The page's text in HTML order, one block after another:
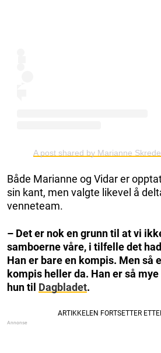
A post shared by Marianne
Både Marianne og Vidar er
sin kant, men valgte likevel å
venneteam.
– Det er nok en grunn til at vi
samboerne våre, i tilfelle det
Han er bare en kompis. Men så
kompis heller da. Han er så
hun til Dagbladet.